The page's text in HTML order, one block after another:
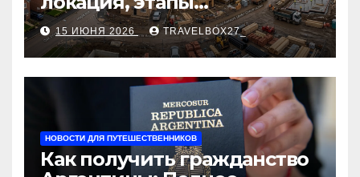
строительства, проверка
застройщика, сценарии
оформления сделки и
рыночные ориентиры
15 ИЮНЯ 2026 TRAVELBOX27_
НОВОСТИ ДЛЯ ПУТЕШЕСТВЕННИКОВ
Как получить гражданство